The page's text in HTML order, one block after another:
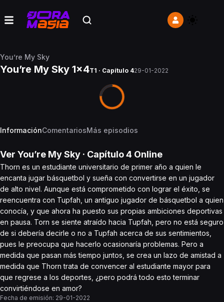
You’re My Sky
You’re My Sky 1x4T1 · Capítulo 429-01-2022
InformaciónComentariosMás episodios
Ver You’re My Sky · Capítulo4 Online
Thorn es un estudiante universitario de primer año a quien le
encanta jugar básquetbol y sueña con convertirse en un jugador
de alto nivel. Aunque está comprometido con lograr el éxito, se
reencuentra con Tupfah, un antiguo jugador de básquetbol a quien
conocía, y que ahora ha puesto sus propias ambiciones deportivas
en pausa. Torn se siente atraído hacia Tupfah, pero no está seguro
de si debería decirle o no a Tupfah acerca de sus sentimientos,
pues le preocupa que hacerlo ocasionaría problemas. Pero a
medida que pasan más tiempo juntos, se crea un lazo de amistad a
medida que Thorn trata de convencer al estudiante mayor para
que regrese a los deportes, ¿pero podrá todo esto terminar
convirtiéndose en amor?
Fecha de emisión: 29-01-2022